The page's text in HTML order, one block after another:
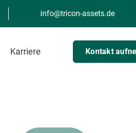
info@tricon-assets.de
Karriere Kontakt